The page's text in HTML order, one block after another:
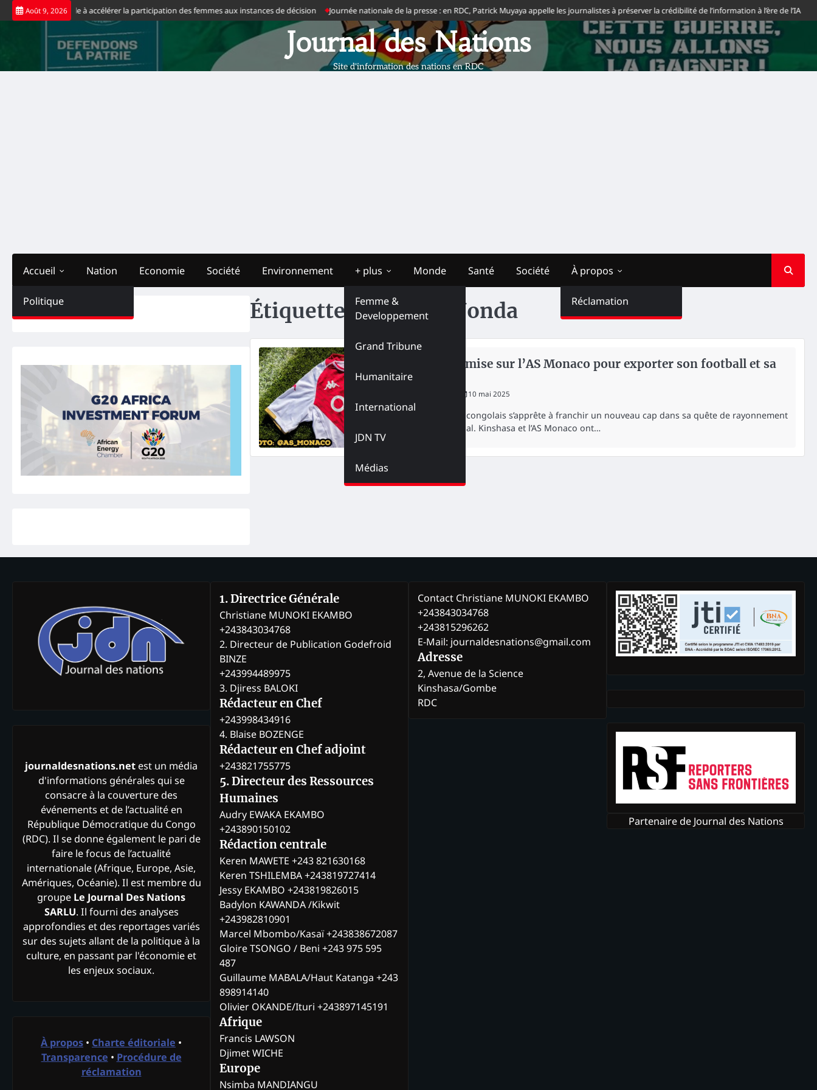
Skip
to
Août 9, 2026
Suminwa appelle à accélérer la participation des femmes aux instances de décision Journée nationale de la presse : en RDC, Patrick Muyaya appelle les journalistes à préserver la crédibilité de l’information à l’ère de l’IA
Journal des Nations
Site d'information des nations en RDC
Accueil
Politique
Nation Economie Société Environnement + plus
Femme &
Developpement
Grand Tribune
Humanitaire
International
JDN TV
Médias
Monde Santé Société À propos
Réclamation
Étiquette :Shabani Nonda
SPORT
La RDC mise sur l’AS Monaco pour exporter son football et sa
10 mai 2025
Le football congolais s’apprête à franchir un nouveau cap dans sa quête de rayonnement
international. Kinshasa et l’AS Monaco ont…
journaldesnations.net est un média
d'informations générales qui se
consacre à la couverture des
événements et de l’actualité en
République Démocratique du Congo
(RDC). Il se donne également le pari de
faire le focus de l’actualité
internationale (Afrique, Europe, Asie,
Amériques, Océanie). Il est membre du
groupe Le Journal Des Nations
SARLU. Il fourni des analyses
approfondies et des reportages variés
sur des sujets allant de la politique à la
culture, en passant par l'économie et
les enjeux sociaux.
À propos • Charte éditoriale •
Transparence • Procédure de
réclamation
1. Directrice Générale
Christiane MUNOKI EKAMBO
+243843034768
2. Directeur de Publication Godefroid
BINZE
+243994489975
3. Djiress BALOKI
Rédacteur en Chef
+243998434916
4. Blaise BOZENGE
Rédacteur en Chef adjoint
+243821755775
5. Directeur des Ressources
Humaines
Audry EWAKA EKAMBO
+243890150102
Rédaction centrale
Keren MAWETE +243 821630168
Keren TSHILEMBA +243819727414
Jessy EKAMBO +243819826015
Badylon KAWANDA /Kikwit
+243982810901
Marcel Mbombo/Kasaï +243838672087
Gloire TSONGO / Beni +243 975 595
487
Guillaume MABALA/Haut Katanga +243
898914140
Olivier OKANDE/Ituri +243897145191
Afrique
Francis LAWSON
Djimet WICHE
Europe
Nsimba MANDIANGU
Contact Christiane MUNOKI EKAMBO
+243843034768
+243815296262
E-Mail: journaldesnations@gmail.com
Adresse
2, Avenue de la Science
Kinshasa/Gombe
RDC
Partenaire de Journal des Nations